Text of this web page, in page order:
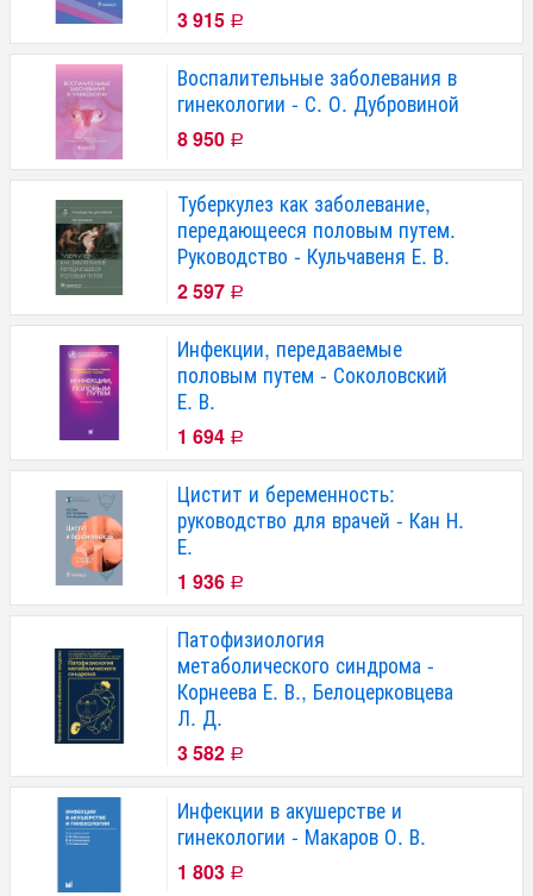
3 915 Р
Воспалительные заболевания в
гинекологии - С. О. Дубровиной
8 950 Р
Туберкулез как заболевание,
передающееся половым путем.
Руководство - Кульчавеня Е. В.
2 597 Р
Инфекции, передаваемые
половым путем - Соколовский
Е. В.
1 694 Р
Цистит и беременность:
руководство для врачей - Кан Н.
Е.
1 936 Р
Патофизиология
метаболического синдрома -
Корнеева Е. В., Белоцерковцева
Л. Д.
3 582 Р
Инфекции в акушерстве и
гинекологии - Макаров О. В.
1 803 Р